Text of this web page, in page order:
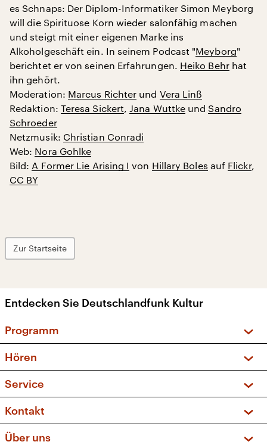
es Schnaps: Der Diplom-Informatiker Simon Meyborg
will die Spirituose Korn wieder salonfähig machen
und steigt mit einer eigenen Marke ins
Alkoholgeschäft ein. In seinem Podcast "Meyborg"
berichtet er von seinen Erfahrungen. Heiko Behrhat
ihn gehört.
Moderation: Marcus Richter und Vera Linß
Redaktion: Teresa Sickert,Jana Wuttke und Sandro
Schroeder
Netzmusik: Christian Conradi
Web: Nora Gohlke
Bild: A Former Lie Arising I von Hillary Boles auf Flickr,
CC BY
Zur Startseite
Entdecken Sie Deutschlandfunk Kultur
Programm
Sendungen und Podcasts
Musikliste
Kakadu – Das Kinderprogramm
Hören
Frequenzen (UKW + DAB+)
Service
FAQ
Apps
Newsletter
Kontakt
Über uns